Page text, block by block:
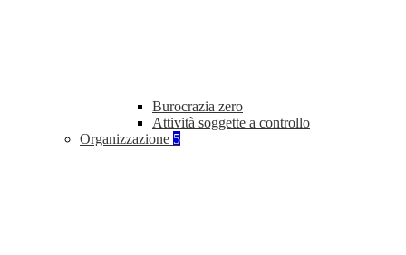
Burocrazia zero
Attività soggette a controllo
Organizzazione 5